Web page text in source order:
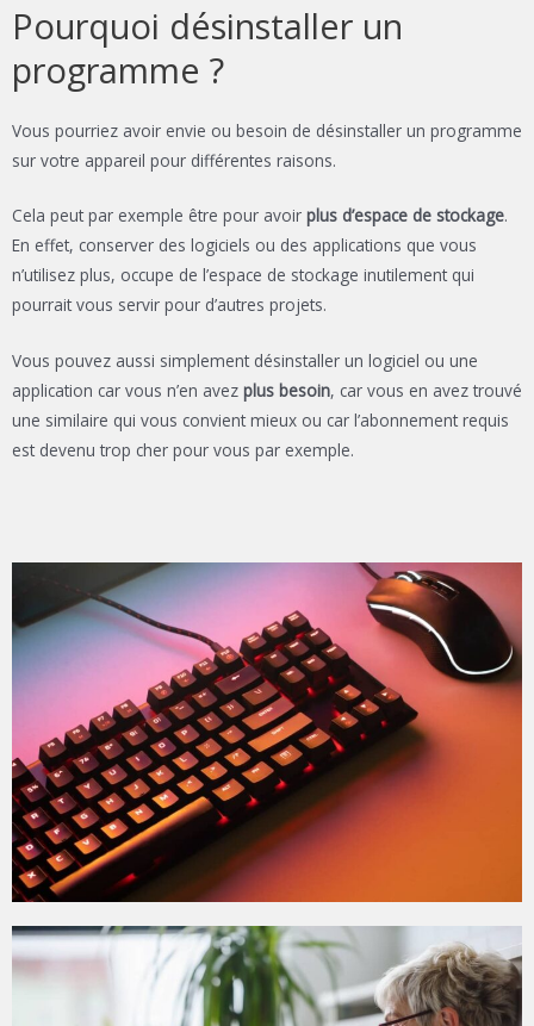
Pourquoi désinstaller un
programme ?
Vous pourriez avoir envie ou besoin de désinstaller un programme
sur votre appareil pour différentes raisons.
Cela peut par exemple être pour avoir plus d’espace de stockage.
En effet, conserver des logiciels ou des applications que vous
n’utilisez plus, occupe de l’espace de stockage inutilement qui
pourrait vous servir pour d’autres projets.
Vous pouvez aussi simplement désinstaller un logiciel ou une
application car vous n’en avez plus besoin, car vous en avez trouvé
une similaire qui vous convient mieux ou car l’abonnement requis
est devenu trop cher pour vous par exemple.